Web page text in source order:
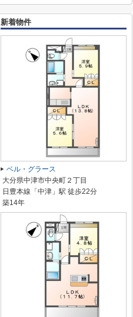
新着物件
ベル・グラース
大分県中津市中央町２丁目
日豊本線「中津」駅 徒歩22分
築14年